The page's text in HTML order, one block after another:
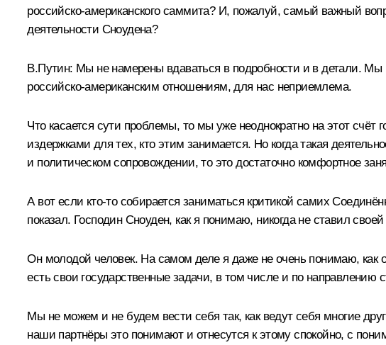
российско-американского саммита? И, пожалуй, самый важный
деятельности Сноудена?
В.Путин: Мы не намерены вдаваться в подробности и в детали. Мы
российско-американским отношениям, для нас неприемлема.
Что касается сути проблемы, то мы уже неоднократно на этот
издержками для тех, кто этим занимается. Но когда такая
и политическом сопровождении, то это достаточно комфортное
А вот если кто‑то собирается заниматься критикой самих
показал. Господин Сноуден, как я понимаю, никогда не ставил
Он молодой человек. На самом деле я даже не очень понимаю, как
есть свои государственные задачи, в том числе и по направлению
Мы не можем и не будем вести себя так, как ведут себя многие
наши партнёры это понимают и отнесутся к этому спокойно, с